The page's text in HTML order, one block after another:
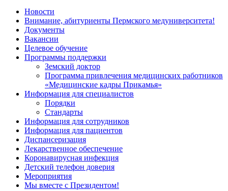
Новости
Внимание, абитуриенты Пермского медуниверситета!
Документы
Вакансии
Целевое обучение
Программы поддержки
Земский доктор
Программа привлечения медицинских работников
«Медицинские кадры Прикамья»
Информация для специалистов
Порядки
Стандарты
Информация для сотрудников
Информация для пациентов
Диспансеризация
Лекарственное обеспечение
Коронавирусная инфекция
Детский телефон доверия
Мероприятия
Мы вместе с Президентом!